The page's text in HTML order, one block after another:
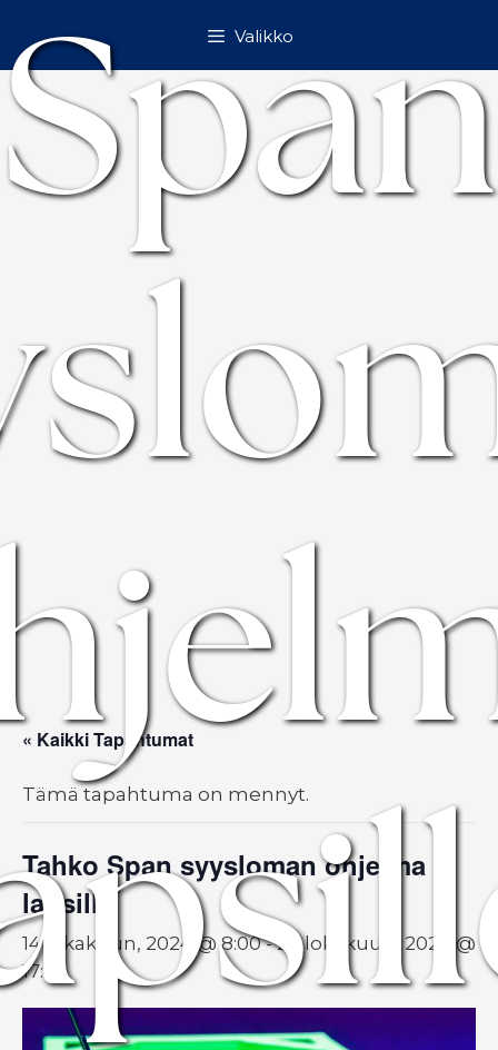
Valikko
Span
« Kaikki Tapahtumat
Tämä tapahtuma on mennyt.
Tahko Span syysloman ohjelma
lapsille
14 lokakuun, 2024 @ 8:00-26 lokakuun, 2024 @
17:00